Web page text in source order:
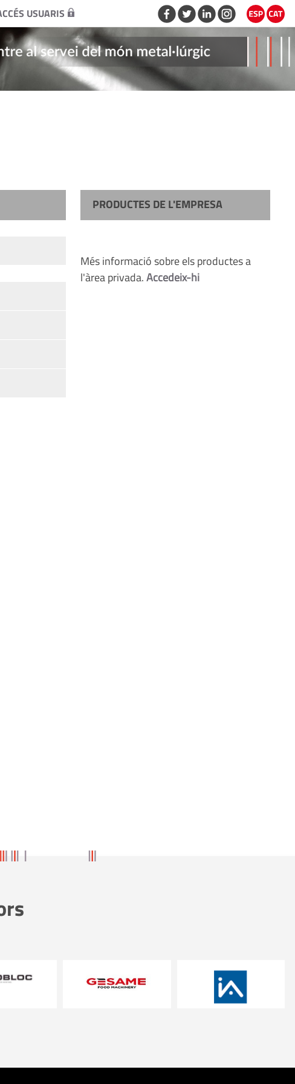
USUARIS
PRODUCTES DE L'EMPRESA
Més informació sobre els productes a
l'àrea privada.Accedeix-hi